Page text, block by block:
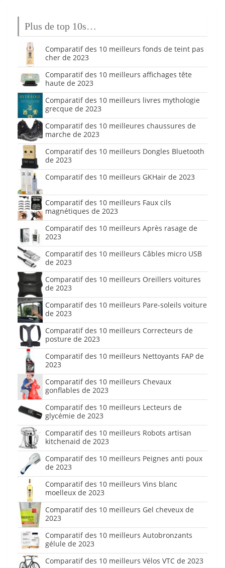
Plus de top 10s…
Comparatif des 10 meilleurs fonds de teint pas
cher de 2023
Comparatif des 10 meilleurs affichages tête
haute de 2023
Comparatif des 10 meilleurs livres mythologie
grecque de 2023
Comparatif des 10 meilleures chaussures de
marche de 2023
Comparatif des 10 meilleurs Dongles Bluetooth
de 2023
Comparatif des 10 meilleurs GKHair de 2023
Comparatif des 10 meilleurs Faux cils
magnétiques de 2023
Comparatif des 10 meilleurs Après rasage de
2023
Comparatif des 10 meilleurs Câbles micro USB
de 2023
Comparatif des 10 meilleurs Oreillers voitures
de 2023
Comparatif des 10 meilleurs Pare-soleils voiture
de 2023
Comparatif des 10 meilleurs Correcteurs de
posture de 2023
Comparatif des 10 meilleurs Nettoyants FAP de
2023
Comparatif des 10 meilleurs Chevaux
gonflables de 2023
Comparatif des 10 meilleurs Lecteurs de
glycémie de 2023
Comparatif des 10 meilleurs Robots artisan
kitchenaid de 2023
Comparatif des 10 meilleurs Peignes anti poux
de 2023
Comparatif des 10 meilleurs Vins blanc
moelleux de 2023
Comparatif des 10 meilleurs Gel cheveux de
2023
Comparatif des 10 meilleurs Autobronzants
gélule de 2023
Comparatif des 10 meilleurs Vélos VTC de 2023